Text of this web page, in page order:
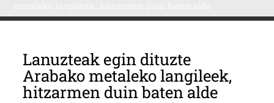
Lanuzteak egin dituzte
Arabako metaleko langileek,
hitzarmen duin baten alde